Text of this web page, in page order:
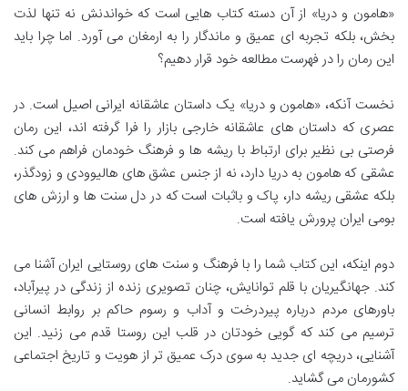
«هامون و دریا» از آن دسته کتاب هایی است که خواندنش نه تنها لذت
بخش، بلکه تجربه ای عمیق و ماندگار را به ارمغان می آورد. اما چرا باید
این رمان را در فهرست مطالعه خود قرار دهیم؟
نخست آنکه، «هامون و دریا» یک داستان عاشقانه ایرانی اصیل است. در
عصری که داستان های عاشقانه خارجی بازار را فرا گرفته اند، این رمان
فرصتی بی نظیر برای ارتباط با ریشه ها و فرهنگ خودمان فراهم می کند.
عشقی که هامون به دریا دارد، نه از جنس عشق های هالیوودی و زودگذر،
بلکه عشقی ریشه دار، پاک و باثبات است که در دل سنت ها و ارزش های
بومی ایران پرورش یافته است.
دوم اینکه، این کتاب شما را با فرهنگ و سنت های روستایی ایران آشنا می
کند. جهانگیریان با قلم توانایش، چنان تصویری زنده از زندگی در پیرآباد،
باورهای مردم درباره پیردرخت و آداب و رسوم حاکم بر روابط انسانی
ترسیم می کند که گویی خودتان در قلب این روستا قدم می زنید. این
آشنایی، دریچه ای جدید به سوی درک عمیق تر از هویت و تاریخ اجتماعی
کشورمان می گشاید.